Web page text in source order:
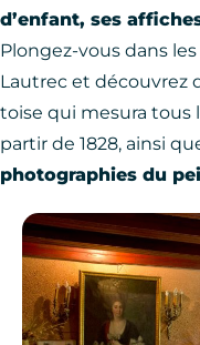
d’enfant, ses
Plongez-vous dans
Lautrec et découvrez
toise qui mesura tous
partir de 1828, ainsi
photographies du